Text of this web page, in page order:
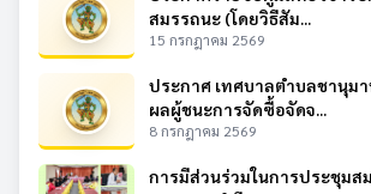
สมรรถนะ (โดยวิธีสัม...
15 กรกฎาคม 2569
ประกาศ เทศบาลตำบลชานุมา
ผลผู้ชนะการจัดซื้อจัดจ...
8 กรกฎาคม 2569
การมีส่วนร่วมในการประชุมส